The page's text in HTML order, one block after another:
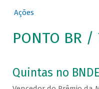
Ações
PONTO BR
Quintas no